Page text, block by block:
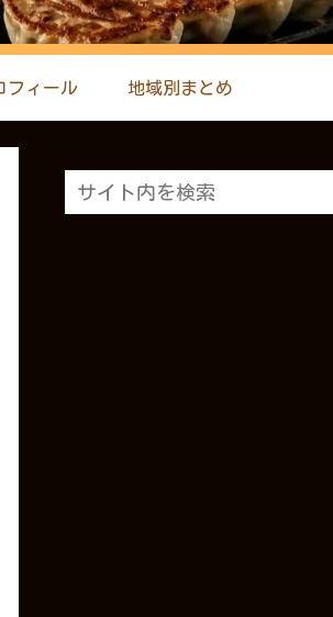
フィール 地域別まとめ